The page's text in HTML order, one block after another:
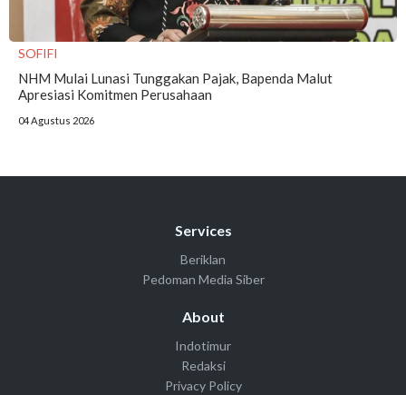
SOFIFI
NHM Mulai Lunasi Tunggakan Pajak, Bapenda Malut
Apresiasi Komitmen Perusahaan
04 Agustus 2026
Services
Beriklan
Pedoman Media Siber
About
Indotimur
Redaksi
Privacy Policy